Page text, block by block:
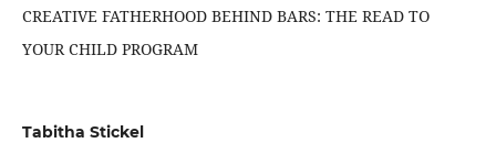
CREATIVE FATHERHOOD BEHIND BARS: THE READ TO
YOUR CHILD PROGRAM
Tabitha Stickel